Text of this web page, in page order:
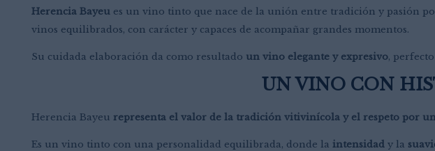
Herencia Bayeu es un vino tinto que nace de la unión entre tradición y pasión
vinos equilibrados, con carácter y capaces de acompañar grandes momentos.
Su cuidada elaboración da como resultado un vino elegante y expresivo,
UN VINO CON
Herencia Bayeu representa el valor de la tradición vitivinícola y el respeto por
Es un vino tinto con una personalidad equilibrada, donde la intensidad y la